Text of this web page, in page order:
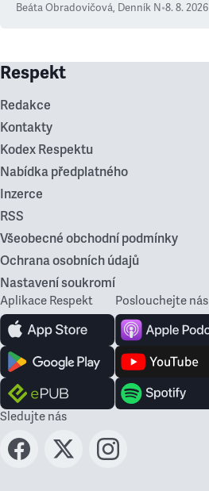
Beáta Obradovičová, Denník N•8. 8. 2026
Respekt
Redakce
Kontakty
Kodex Respektu
Nabídka předplatného
Inzerce
RSS
Všeobecné obchodní podmínky
Ochrana osobních údajů
Nastavení soukromí
Aplikace Respekt Poslouchejte nás
Sledujte nás